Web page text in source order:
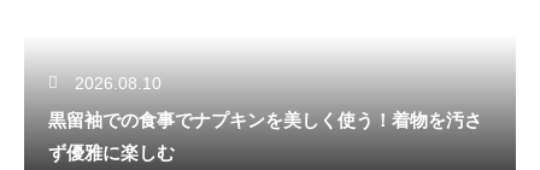
2026.08.10
黒留袖での食事でナプキンを美しく使う！着物を汚さ
ず優雅に楽しむ